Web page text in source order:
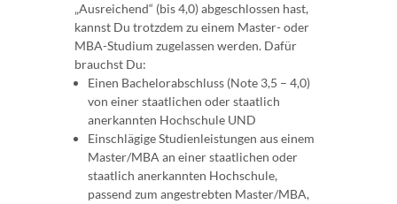
„Ausreichend“ (bis 4,0) abgeschlossen hast,
kannst Du trotzdem zu einem Master- oder
MBA-Studium zugelassen werden. Dafür
brauchst Du:
Einen Bachelorabschluss (Note 3,5 – 4,0)
von einer staatlichen oder staatlich
anerkannten Hochschule UND
Einschlägige Studienleistungen aus einem
Master/MBA an einer staatlichen oder
staatlich anerkannten Hochschule,
passend zum angestrebten Master/MBA,